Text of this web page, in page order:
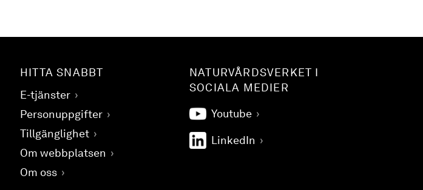
HITTA SNABBT
E-tjänster
Personuppgifter
Tillgänglighet
Om webbplatsen
Om oss
NATURVÅRDSVERKET I
SOCIALA MEDIER
Youtube
LinkedIn